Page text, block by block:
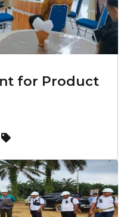
for Product